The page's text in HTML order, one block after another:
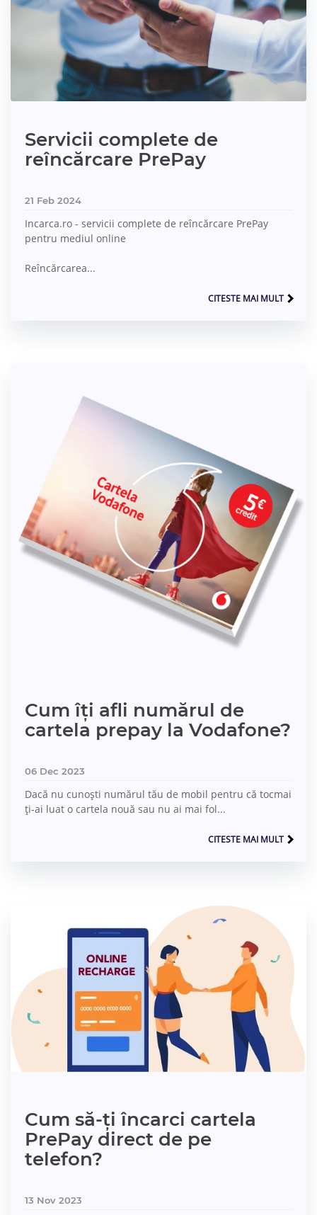
Servicii complete de
reîncărcare PrePay
21 Feb 2024
Incarca.ro - servicii complete de reîncărcare PrePay
pentru mediul online
Reîncărcarea...
CITESTE MAI MULT
Cum îți afli numărul de
cartela prepay la Vodafone?
06 Dec 2023
Dacă nu cunoști numărul tău de mobil pentru că tocmai
ți-ai luat o cartela nouă sau nu ai mai fol...
CITESTE MAI MULT
Cum să-ți încarci cartela
PrePay direct de pe
telefon?
13 Nov 2023